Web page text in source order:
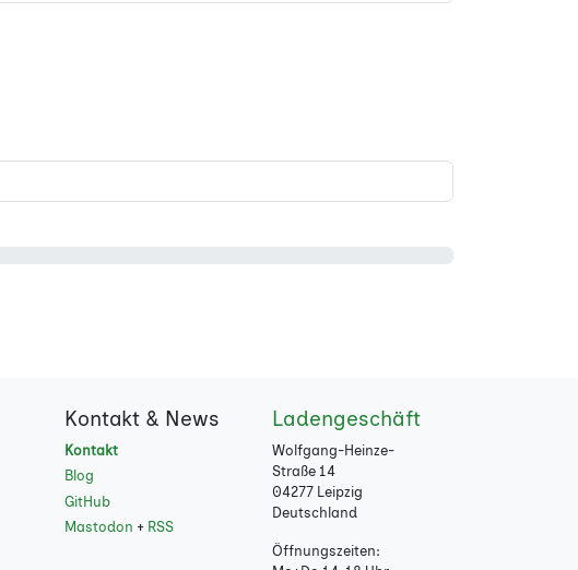
Kontakt & News
Kontakt
Blog
GitHub
Mastodon + RSS
Ladengeschäft
Wolfgang-Heinze-
Straße 14
04277 Leipzig
Deutschland
Öffnungszeiten: